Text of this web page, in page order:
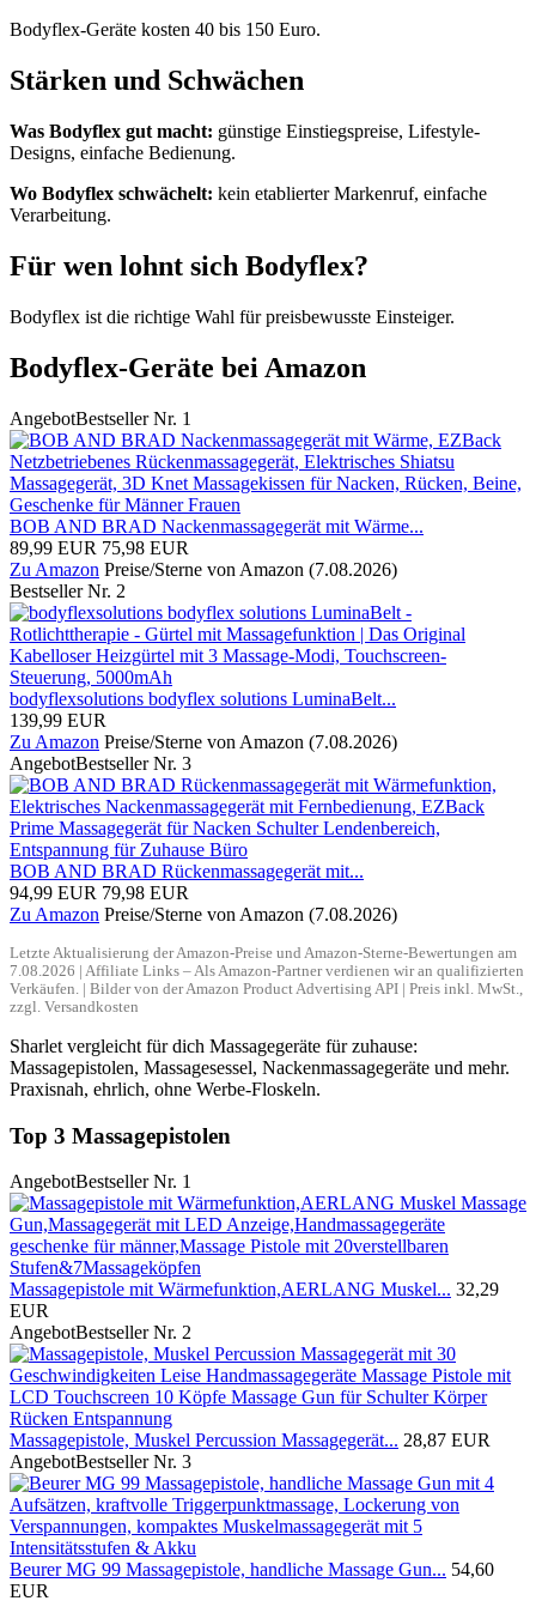
Bodyflex-Geräte kosten 40 bis 150 Euro.
Stärken und Schwächen
Was Bodyflex gut macht: günstige Einstiegspreise, Lifestyle-
Designs, einfache Bedienung.
Wo Bodyflex schwächelt: kein etablierter Markenruf, einfache
Verarbeitung.
Für wen lohnt sich Bodyflex?
Bodyflex ist die richtige Wahl für preisbewusste Einsteiger.
Bodyflex-Geräte bei Amazon
AngebotBestseller Nr. 1
BOB AND BRAD Nackenmassagegerät mit Wärme...
89,99 EUR 75,98 EUR
Zu Amazon Preise/Sterne von Amazon (7.08.2026)
Bestseller Nr. 2
bodyflexsolutions bodyflex solutions LuminaBelt...
139,99 EUR
Zu Amazon Preise/Sterne von Amazon (7.08.2026)
AngebotBestseller Nr. 3
BOB AND BRAD Rückenmassagegerät mit...
94,99 EUR 79,98 EUR
Zu Amazon Preise/Sterne von Amazon (7.08.2026)
Letzte Aktualisierung der Amazon-Preise und Amazon-Sterne-Bewertungen am
7.08.2026 | Affiliate Links – Als Amazon-Partner verdienen wir an qualifizierten
Verkäufen. | Bilder von der Amazon Product Advertising API | Preis inkl. MwSt.,
zzgl. Versandkosten
Sharlet vergleicht für dich Massagegeräte für zuhause:
Massagepistolen, Massagesessel, Nackenmassagegeräte und mehr.
Praxisnah, ehrlich, ohne Werbe-Floskeln.
Top 3 Massagepistolen
AngebotBestseller Nr. 1
Massagepistole mit Wärmefunktion,AERLANG Muskel... 32,29
EUR
AngebotBestseller Nr. 2
Massagepistole, Muskel Percussion Massagegerät... 28,87 EUR
AngebotBestseller Nr. 3
Beurer MG 99 Massagepistole, handliche Massage Gun... 54,60
EUR